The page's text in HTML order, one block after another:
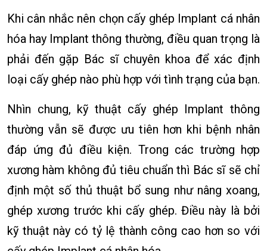
Khi cân nhắc nên chọn cấy ghép Implant cá nhân
hóa hay Implant thông thường, điều quan trọng là
phải đến gặp Bác sĩ chuyên khoa để xác định
loại cấy ghép nào phù hợp với tình trạng của bạn.
Nhìn chung, kỹ thuật cấy ghép Implant thông
thường vẫn sẽ được ưu tiên hơn khi bệnh nhân
đáp ứng đủ điều kiện. Trong các trường hợp
xương hàm không đủ tiêu chuẩn thì Bác sĩ sẽ chỉ
định một số thủ thuật bổ sung như nâng xoang,
ghép xương trước khi cấy ghép. Điều này là bởi
kỹ thuật này có tỷ lệ thành công cao hơn so với